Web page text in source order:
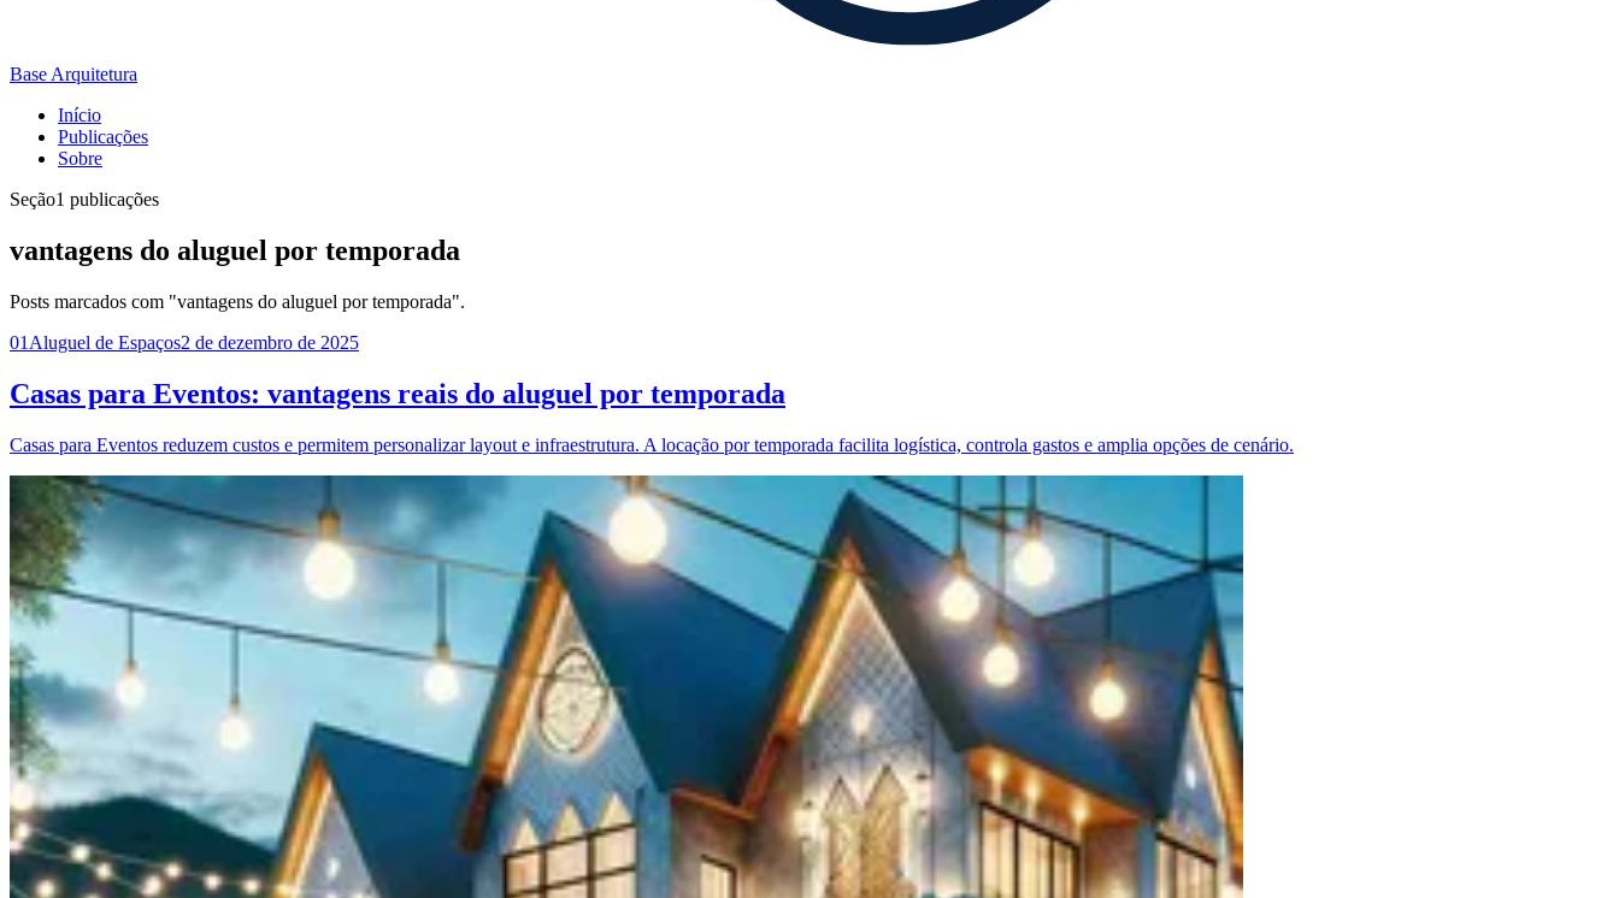
Base Arquitetura
Início
Publicações
Sobre
Seção1 publicações
vantagens do aluguel por temporada
Posts marcados com "vantagens do aluguel por temporada".
01 Aluguel de Espaços2 de dezembro de 2025
Casas para Eventos: vantagens reais do aluguel por temporada
Casas para Eventos reduzem custos e permitem personalizar layout e infraestrutura. A locação por temporada facilita logística, controla gastos e amplia opções de cenário.